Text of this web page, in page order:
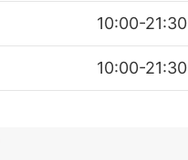
10:00-21:30
10:00-21:30